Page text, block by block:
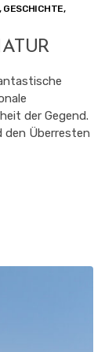
, GESCHICHTE,
der Gegend.
den Überresten